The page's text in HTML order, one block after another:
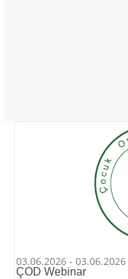
03.06.2026 - 03.06.2026
ÇOD Webinar